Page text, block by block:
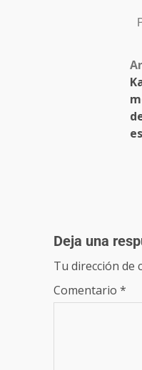
Deja una
Tu dirección de
Comentario *